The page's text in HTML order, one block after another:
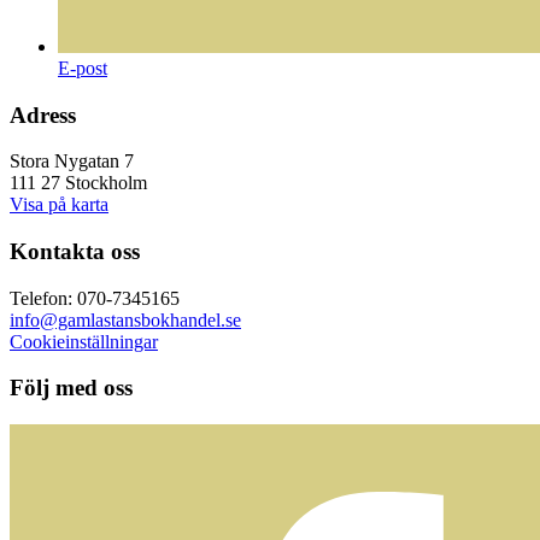
E-post
Adress
Stora Nygatan 7
111 27 Stockholm
Visa på karta
Kontakta oss
Telefon: 070-7345165
info@gamlastansbokhandel.se
Cookieinställningar
Följ med oss